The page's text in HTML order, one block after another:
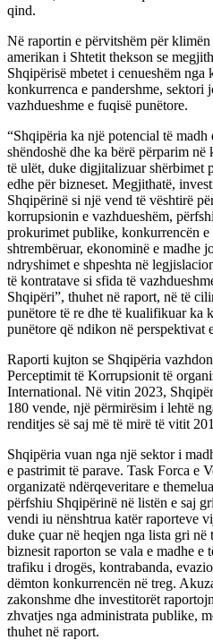
qind.
Në raportin e përvitshëm për
amerikan i Shtetit thekson se
Shqipërisë mbetet i cenueshëm
konkurrenca e pandershme, sektori
vazhdueshme e fuqisë punëtore.
“Shqipëria ka një potencial të
shëndoshë dhe ka bërë përparim
të ulët, duke digjitalizuar shërbimet
edhe për bizneset. Megjithatë,
Shqipërinë si një vend të vështirë
korrupsionin e vazhdueshëm,
prokurimet publike, konkurrencën e
shtrembëruar, ekonominë e madhe
ndryshimet e shpeshta në
të kontratave si sfida të
Shqipëri”, thuhet në raport, në të
punëtore të re dhe të kualifikuar ka
punëtore që ndikon në perspektivat
Raporti kujton se Shqipëria
Perceptimit të Korrupsionit të
International. Në vitin 2023,
180 vende, një përmirësim i lehtë
renditjes së saj më të mirë të vitit
Shqipëria vuan nga një sektor i
e pastrimit të parave. Task Forca e
organizatë ndërqeveritare e
përfshiu Shqipërinë në listën e saj
vendi iu nënshtrua katër raporteve
duke çuar në heqjen nga lista gri
biznesit raporton se vala e madhe e
trafiku i drogës, kontrabanda,
dëmton konkurrencën në treg.
zakonshme dhe investitorët
zhvatjes nga administrata publike,
thuhet në raport.